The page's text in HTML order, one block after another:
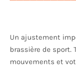
Un ajustement
brassière de sport.
mouvements et